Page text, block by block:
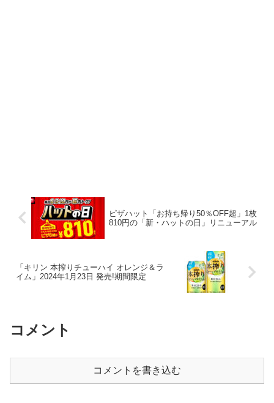
ピザハット「お持ち帰り50％OFF超」1枚
810円の「新・ハットの日」リニューアル
「キリン 本搾りチューハイ オレンジ＆ラ
イム」2024年1月23日 発売!期間限定
コメント
コメントを書き込む